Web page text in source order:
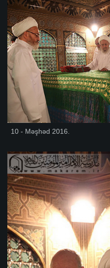
10 - Məşhəd 2016.